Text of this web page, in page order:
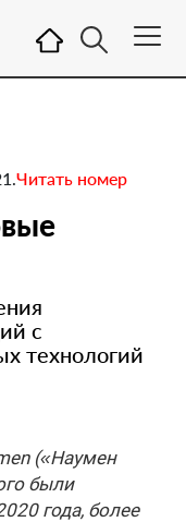
Читать номер
с
технологий
(«Наумен
были
года, более